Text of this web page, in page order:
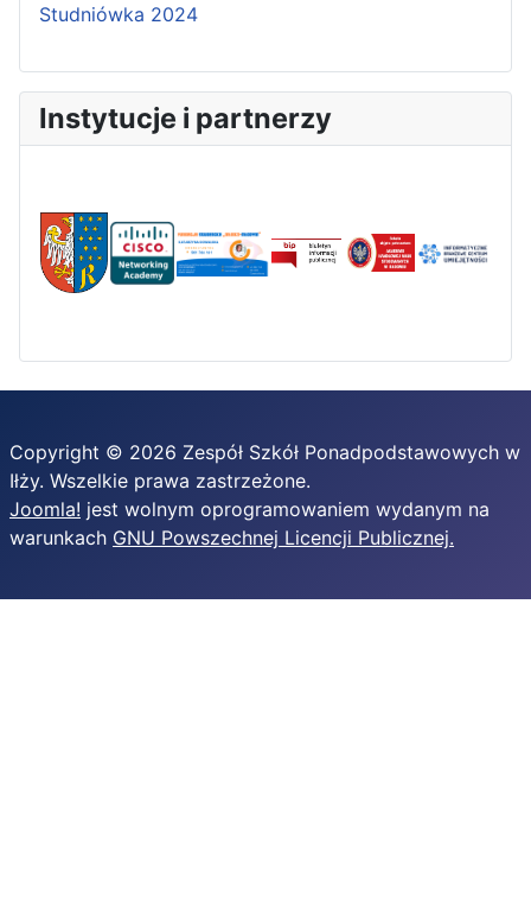
Studniówka 2024
Instytucje i partnerzy
Copyright © 2026 Zespół Szkół Ponadpodstawowych w
Iłży. Wszelkie prawa zastrzeżone.
Joomla! jest wolnym oprogramowaniem wydanym na
warunkach GNU Powszechnej Licencji Publicznej.